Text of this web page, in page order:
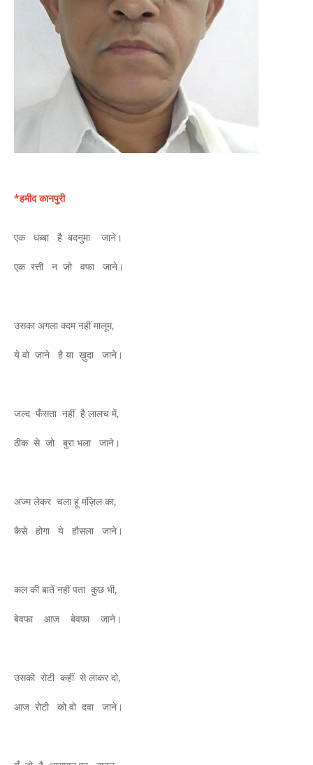
*हमीद कानपुरी
एक धब्बा है बदनुमा जाने।
एक रत्ती न जो वफा जाने।
उसका अगला क्दम नहीं मालूम,
ये वो जाने है या ख़ुदा जाने।
जल्द फँसता नहीं है लालच में,
ठीक से जो बुरा भला जाने।
अज्म लेकर चला हूं मंज़िल का,
कैसे होगा ये हौसला जाने।
कल की बातें नहीं पता कुछ भी,
बेवफा आज बेवफा जाने।
उसको रोटी कहीं से लाकर दो,
आज रोटी को वो दवा जाने।